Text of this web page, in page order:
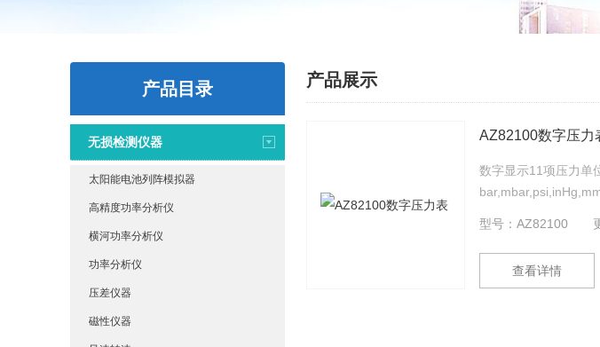
产品目录
无损检测仪器
太阳能电池列阵模拟器
高精度功率分析仪
横河功率分析仪
功率分析仪
压差仪器
磁性仪器
产品展示
AZ82100数字压力
数字显示11项压力单
小,平均值 LCD数字显
负压,时间 RS232信号
自动关机(可取消)
型号：AZ82100
查看详情